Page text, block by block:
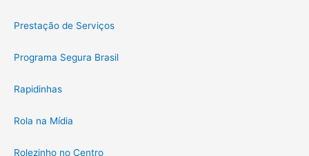
Prestação de Serviços
Programa Segura Brasil
Rapidinhas
Rola na Mídia
Rolezinho no Centro